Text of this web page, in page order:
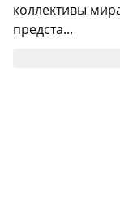
коллективы
предста...